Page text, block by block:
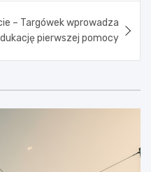
– Targówek wprowadza
pierwszej pomocy